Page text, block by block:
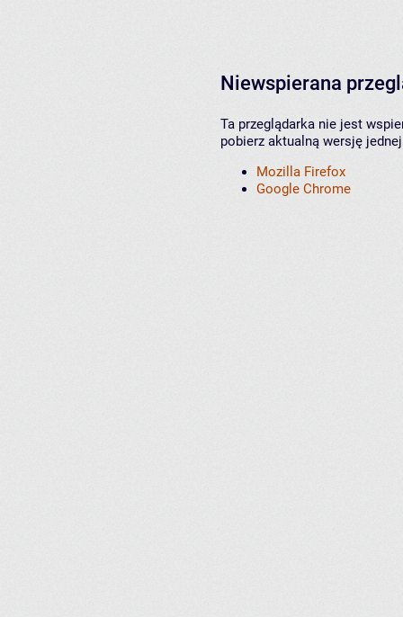
Niewspierana
Ta przeglądarka nie jest
pobierz aktualną wersję
Mozilla Firefox
Google Chrome